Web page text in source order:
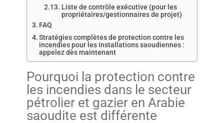
Liste de contrôle exécutive (pour les
propriétaires/gestionnaires de projet)
FAQ
Stratégies complètes de protection contre les
incendies pour les installations saoudiennes :
appelez dès maintenant
Pourquoi la protection contre
les incendies dans le secteur
pétrolier et gazier en Arabie
saoudite est différente